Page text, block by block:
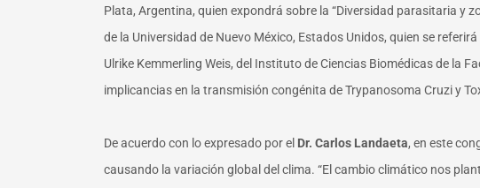
Plata, Argentina, quien expondrá sobre la “Diversidad parasitaria y
de la Universidad de Nuevo México, Estados Unidos, quien se
Ulrike Kemmerling Weis, del Instituto de Ciencias Biomédicas de la
implicancias en la transmisión congénita de Trypanosoma Cruzi y
De acuerdo con lo expresado por el Dr. Carlos Landaeta, en este
causando la variación global del clima. “El cambio climático nos